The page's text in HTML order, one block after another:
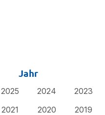
Jahr
2025 2024
2023
2021 2020
2019